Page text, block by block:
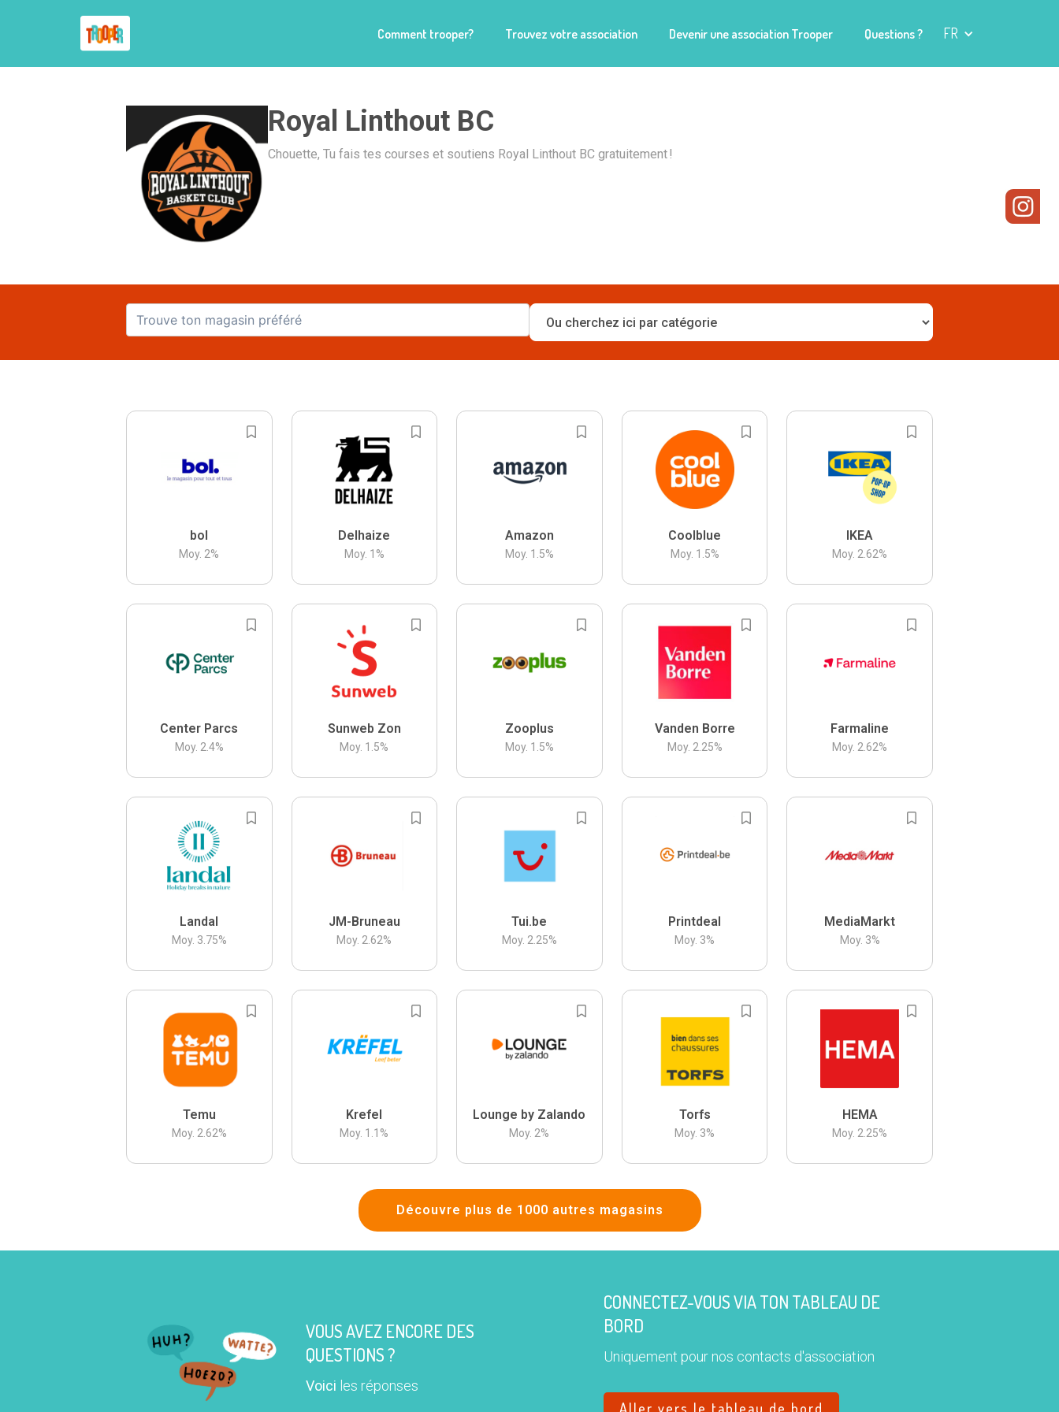
Comment trooper? Trouvez votre association Devenir une association Trooper Questions ? FR
Royal Linthout BC
Chouette, Tu fais tes courses et soutiens Royal Linthout BC gratuitement !
bol
Moy. 2%
Delhaize
Moy. 1 %
Amazon
Moy. 1.5%
Coolblue
Moy. 1.5%
IKEA
Moy. 2.62%
Center Parcs
Moy. 2.4%
Sunweb Zon
Moy. 1.5%
Zooplus
Moy. 1.5%
Vanden Borre
Moy. 2.25%
Farmaline
Moy. 2.62%
Landal
Moy. 3.75%
JM-Bruneau
Moy. 2.62%
Tui.be
Moy. 2.25%
Printdeal
Moy. 3%
MediaMarkt
Moy. 3%
Temu
Moy. 2.62%
Krefel
Moy. 1.1 %
Lounge by Zalando
Moy. 2%
Torfs
Moy. 3%
HEMA
Moy. 2.25%
Découvre plus de 1000 autres magasins
VOUS AVEZ ENCORE DES
QUESTIONS ?
Voici les réponses
CONNECTEZ-VOUS VIA TON TABLEAU DE
BORD
Uniquement pour nos contacts d'association
Aller vers le tableau de bord